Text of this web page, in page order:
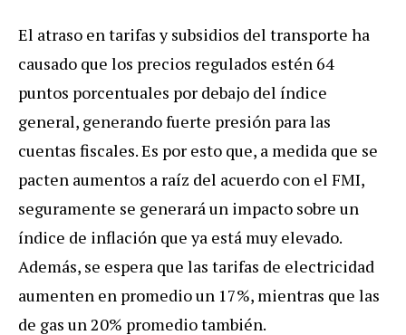
El atraso en tarifas y subsidios del transporte ha
causado que los precios regulados estén 64
puntos porcentuales por debajo del índice
general, generando fuerte presión para las
cuentas fiscales. Es por esto que, a medida que se
pacten aumentos a raíz del acuerdo con el FMI,
seguramente se generará un impacto sobre un
índice de inflación que ya está muy elevado.
Además, se espera que las tarifas de electricidad
aumenten en promedio un 17%, mientras que las
de gas un 20% promedio también.